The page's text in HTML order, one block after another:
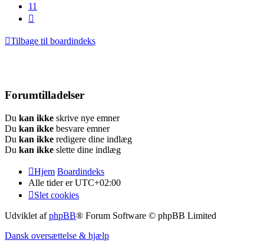
11
Tilbage til boardindeks
Forumtilladelser
Du kan ikke skrive nye emner
Du kan ikke besvare emner
Du kan ikke redigere dine indlæg
Du kan ikke slette dine indlæg
Hjem Boardindeks
Alle tider erUTC+02:00
Slet cookies
Udviklet afphpBB® Forum Software © phpBB Limited
Dansk oversættelse & hjælp